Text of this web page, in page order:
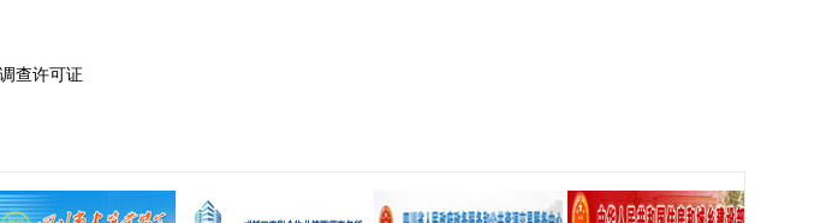
查许可证